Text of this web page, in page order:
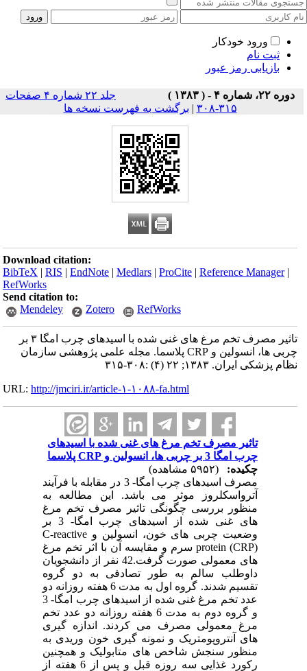
ورود خودکار
ثبت نام
بازیابی رمز عبور
دوره ۲۲، شماره ۴ - ( ۱۳۸۳ )
جلد ۲۲ شماره ۴ صفحات
۳۱۵-۳۰۸
| برگشت به فهرست نسخه ها
Download citation:
BibTeX |RIS |EndNote |Medlars |ProCite |Reference Manager
RefWorks
Send citation to:
Mendeley
Zotero RefWorks
تاثیر مصرف تخم مرغ های غنی شده با اسیدهای چرب امگا ۳ بر
چربی ها، انسولین و CRP پلاسما. مجله علمی پژوهشی سازمان
نظام پزشکی ایران. ۱۳۸۳; ۲۲ (۴) :۳۰۸-۳۱۵
URL:http://jmciri.ir/article-۱-۱۰۸۸-fa.html
تاثیر مصرف تخم مرغ های غنی شده با اسیدهای
چرب امگا 3 بر چربی ها، انسولین و CRP پلاسما
چکیده:
مصرف اسیدهای چرب امگا- 3 در مقابله با فرآیند
آترواسکلروز موثر می باشد. این مطالعه به
منظور بررسی چگونگی تاثیر مصرف تخم مرغ
های غنی شده از اسیدهای چرب امگا- 3 بر
وضعیت چربی های خون، انسولین و C-reactive
protein (CRP) سرم و مقایسه آن با اثر تخم مرغ
های معمولی صورت گرفت.42 نفر از دانشجویان
داوطلب سالم به طور تصادفی به دو گروه
تقسیم شدند. گروه اول به مدت 6 هفته روزانه دو
عدد تخم مرغ غنی شده از اسیدهای چرب امگا- 3
و گروه دوم به مدت 6 هفته روزانه دو عدد تخم
مرغ معمولی مصرف می کردند. اندازه گیری
های آنتروپومتریک و نمونه گیری خون وریدی به
منظور سنجش شاخص های متابولیک و همچنین
رکورد غذایی سه روزه قبل و پس از 6 هفته از